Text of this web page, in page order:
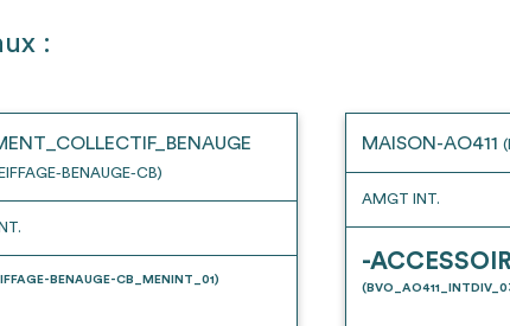
de chaque
Transmettre sa liste de
les matériaux sélectionnés
liste et son envoi ne vaut aucunement réservation.
:
BENAUGE-CB)
BENAUGE-CB_MENINT_01)
MAISON-AO411
AMGT INT.
-